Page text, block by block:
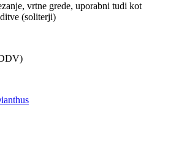
vrtne grede, uporabni tudi kot
(soliterji)